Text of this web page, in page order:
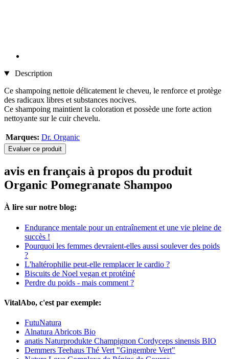
Description
Ce shampoing nettoie délicatement le cheveu, le renforce et protège
des radicaux libres et substances nocives.
Ce shampoing maintient la coloration et possède une forte action
nettoyante sur le cuir chevelu.
Marques: Dr. Organic
Evaluer ce produit
avis en français à propos du produit
Organic Pomegranate Shampoo
À lire sur notre blog:
Endurance mentale pour un entraînement et une vie pleine de
succès !
Pourquoi les femmes devraient-elles aussi soulever des poids
?
L'haltérophilie peut-elle remplacer le cardio ?
Biscuits de Noel vegan et protéiné
Perdre du poids - mais comment ?
VitalAbo, c'est par exemple:
FutuNatura
Alnatura Abricots Bio
anatis Naturprodukte Champignon Cordyceps sinensis BIO
Demmers Teehaus Thé Vert "Gingembre Vert"